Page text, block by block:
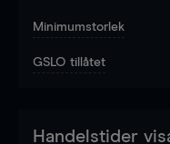
Minimumstorlek
GSLO tillåtet
Handelstider